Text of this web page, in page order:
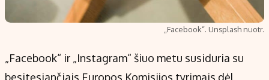
„Facebook“. Unsplash nuotr.
„Facebook“ ir „Instagram“ šiuo metu susiduria su
besitęsiančiais Europos Komisijos tyrimais dėl